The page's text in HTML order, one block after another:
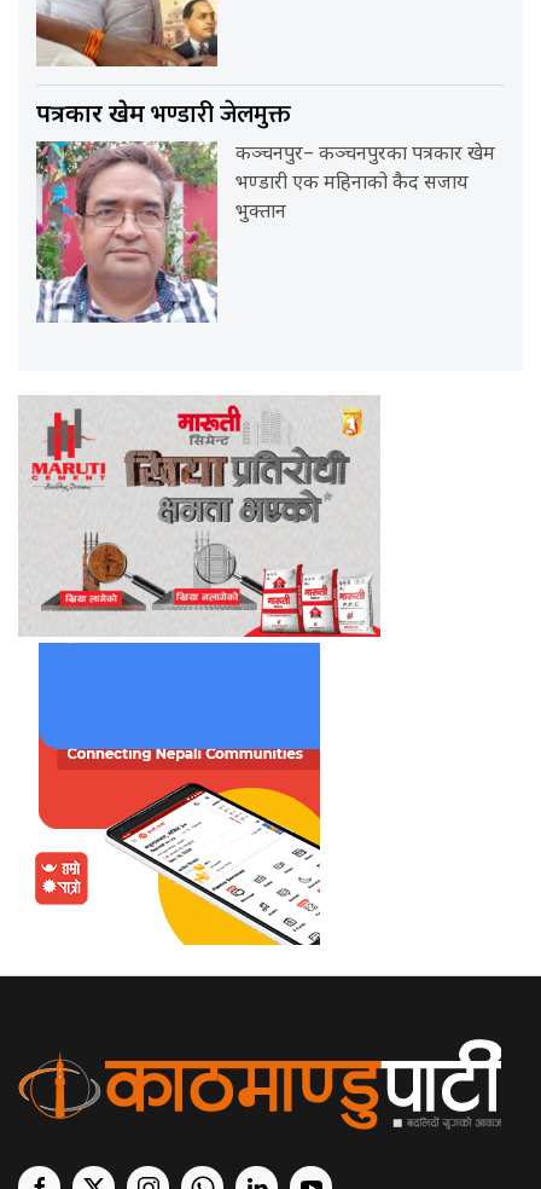
पत्रकार खेमभण्डारी जेलमुक्त
कञ्चनपुर– कञ्चनपुरका पत्रकार खेम
भण्डारी एक महिनाको कैद सजाय
भुक्तान